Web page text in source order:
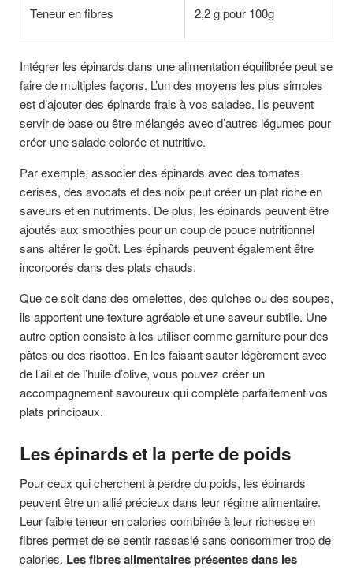
Teneur en fibres 2,2 g pour 100g
Intégrer les épinards dans une alimentation équilibrée peut se
faire de multiples façons. L’un des moyens les plus simples
est d’ajouter des épinards frais à vos salades. Ils peuvent
servir de base ou être mélangés avec d’autres légumes pour
créer une salade colorée et nutritive.
Par exemple, associer des épinards avec des tomates
cerises, des avocats et des noix peut créer un plat riche en
saveurs et en nutriments. De plus, les épinards peuvent être
ajoutés aux smoothies pour un coup de pouce nutritionnel
sans altérer le goût. Les épinards peuvent également être
incorporés dans des plats chauds.
Que ce soit dans des omelettes, des quiches ou des soupes,
ils apportent une texture agréable et une saveur subtile. Une
autre option consiste à les utiliser comme garniture pour des
pâtes ou des risottos. En les faisant sauter légèrement avec
de l’ail et de l’huile d’olive, vous pouvez créer un
accompagnement savoureux qui complète parfaitement vos
plats principaux.
Les épinards et la perte de poids
Pour ceux qui cherchent à perdre du poids, les épinards
peuvent être un allié précieux dans leur régime alimentaire.
Leur faible teneur en calories combinée à leur richesse en
fibres permet de se sentir rassasié sans consommer trop de
calories. Les fibres alimentaires présentes dans les